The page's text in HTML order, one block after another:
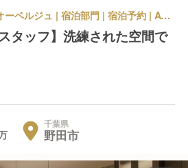
ラグジュアリーホテル, オーベルジュ | 宿泊部門 | 宿泊予約 | ATAGO HOTEL
タッフ】洗練された空間で
千葉県
野田市